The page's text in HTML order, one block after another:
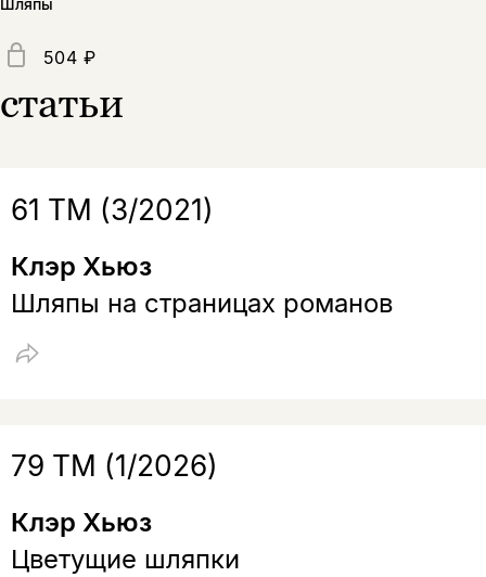
Шляпы
504 ₽
статьи
61 ТМ (3/2021)
Клэр Хьюз
Шляпы на страницах романов
79 ТМ (1/2026)
Клэр Хьюз
Цветущие шляпки
ссылку